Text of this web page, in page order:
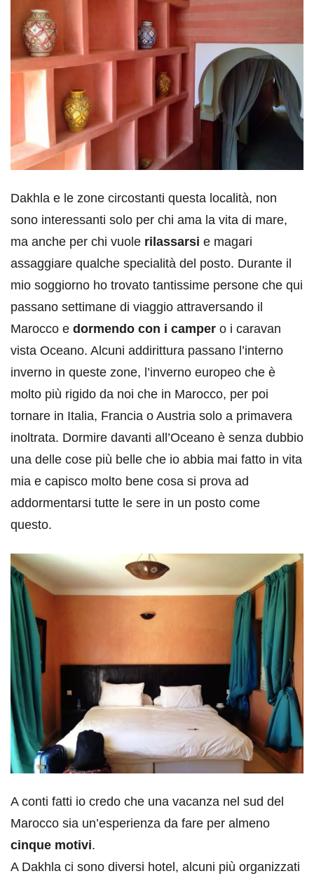
Dakhla e le zone circostanti questa località, non
sono interessanti solo per chi ama la vita di mare,
ma anche per chi vuole rilassarsi e magari
assaggiare qualche specialità del posto. Durante il
mio soggiorno ho trovato tantissime persone che qui
passano settimane di viaggio attraversando il
Marocco e dormendo con i camper o i caravan
vista Oceano. Alcuni addirittura passano l’interno
inverno in queste zone, l’inverno europeo che è
molto più rigido da noi che in Marocco, per poi
tornare in Italia, Francia o Austria solo a primavera
inoltrata. Dormire davanti all’Oceano è senza dubbio
una delle cose più belle che io abbia mai fatto in vita
mia e capisco molto bene cosa si prova ad
addormentarsi tutte le sere in un posto come
questo.
A conti fatti io credo che una vacanza nel sud del
Marocco sia un’esperienza da fare per almeno
cinque motivi.
A Dakhla ci sono diversi hotel, alcuni più organizzati